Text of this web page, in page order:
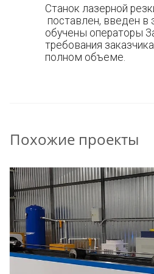
Станок лазерной
поставлен, введен в
обучены операторы
требования
полном объеме.
Похожие проекты